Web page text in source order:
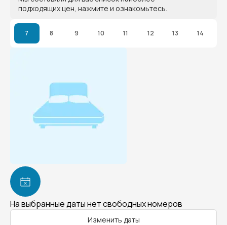
подходящих цен, нажмите и ознакомьтесь.
7 8 9 10 11 12 13 14
На выбранные даты нет свободных номеров
Изменить даты